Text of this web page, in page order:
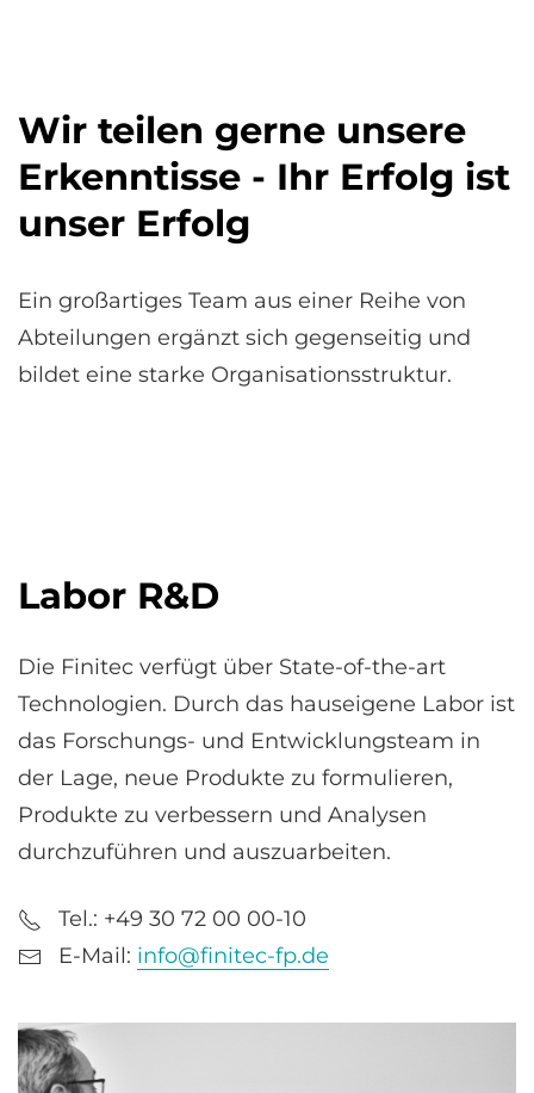
Wir teilen gerne unsere
Erkenntisse - Ihr Erfolg ist
unser Erfolg
Ein großartiges Team aus einer Reihe von
Abteilungen ergänzt sich gegenseitig und
bildet eine starke Organisationsstruktur.
Labor R&D
Die Finitec verfügt über State-of-the-art
Technologien. Durch das hauseigene Labor ist
das Forschungs- und Entwicklungsteam in
der Lage, neue Produkte zu formulieren,
Produkte zu verbessern und Analysen
durchzuführen und auszuarbeiten.
Tel.: +49 30 72 00 00-10
E-Mail: info@finitec-fp.de